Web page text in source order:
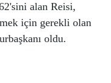
alan Reisi,
için gerekli olan
oldu.